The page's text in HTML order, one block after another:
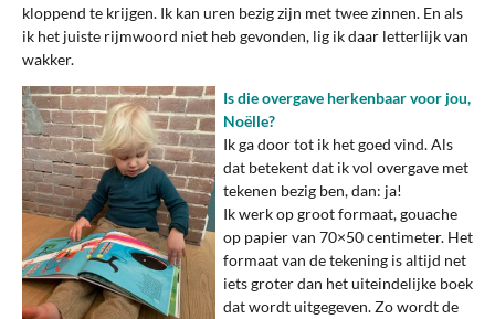
kloppend te krijgen. Ik kan uren bezig zijn met twee zinnen. En als
ik het juiste rijmwoord niet heb gevonden, lig ik daar letterlijk van
wakker.
Is die overgave herkenbaar voor jou,
Noëlle?
Ik ga door tot ik het goed vind. Als
dat betekent dat ik vol overgave met
tekenen bezig ben, dan: ja!
Ik werk op groot formaat, gouache
op papier van 70×50 centimeter. Het
formaat van de tekening is altijd net
iets groter dan het uiteindelijke boek
dat wordt uitgegeven. Zo wordt de